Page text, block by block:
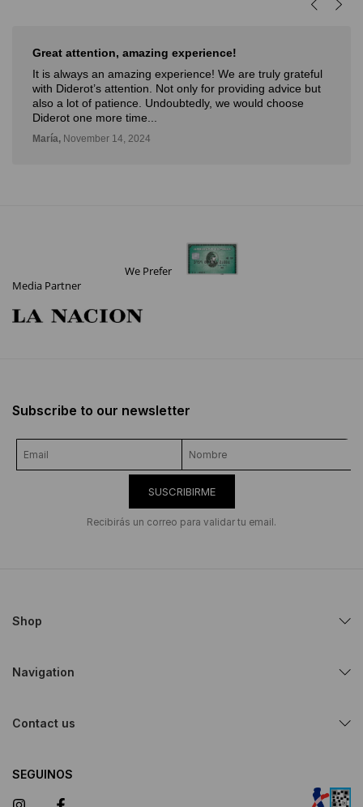
grateful
but
Muy buena experiencia
Muy buena experiencia. Diderot es una excelente
novedosa forma de poder ver, aprender, comprar
con la posibilidad de probarlo. Me fue muy bien!
Deli,September 12, 2024
We Prefer
Media Partner
Subscribe to our newsletter
SUSCRIBIRME
Recibirás un correo para validar tu email.
Shop
Navigation
Contact us
SEGUINOS